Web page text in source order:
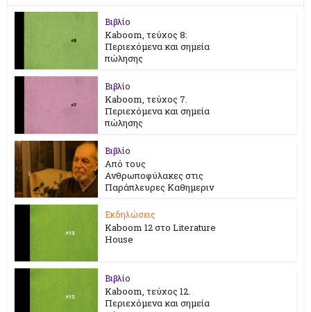
Βιβλίο
Kaboom, τεύχος 8:
Περιεχόμενα και σημεία
πώλησης
Βιβλίο
Kaboom, τεύχος 7.
Περιεχόμενα και σημεία
πώλησης
Βιβλίο
Από τους
Ανθρωποφύλακες στις
Παράπλευρες Καθημεριν
Εκδηλώσεις
Kaboom 12 στο Literature
House
Βιβλίο
Kaboom, τεύχος 12.
Περιεχόμενα και σημεία